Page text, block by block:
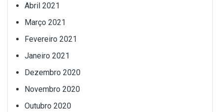
Abril 2021
Março 2021
Fevereiro 2021
Janeiro 2021
Dezembro 2020
Novembro 2020
Outubro 2020